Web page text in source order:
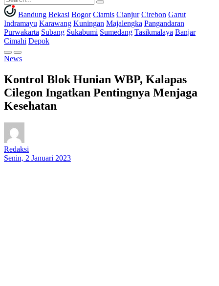
Bandung Bekasi Bogor Ciamis Cianjur Cirebon Garut
Indramayu Karawang Kuningan Majalengka Pangandaran
Purwakarta Subang Sukabumi Sumedang Tasikmalaya Banjar
Cimahi Depok
News
Kontrol Blok Hunian WBP, Kalapas
Cilegon Ingatkan Pentingnya Menjaga
Kesehatan
Redaksi
Senin, 2 Januari 2023